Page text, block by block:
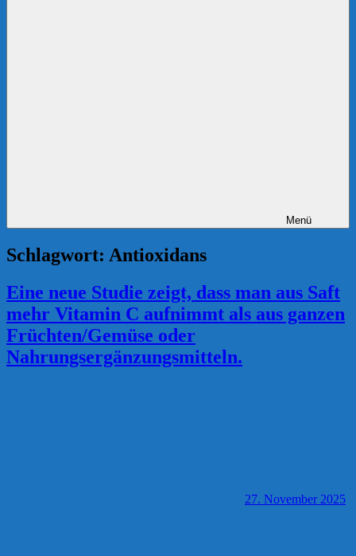
Menü
Schlagwort: Antioxidans
Eine neue Studie zeigt, dass man aus Saft
mehr Vitamin C aufnimmt als aus ganzen
Früchten/Gemüse oder
Nahrungsergänzungsmitteln.
27. November 2025